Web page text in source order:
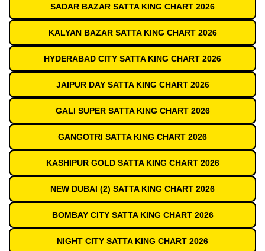
SADAR BAZAR SATTA KING CHART 2026
KALYAN BAZAR SATTA KING CHART 2026
HYDERABAD CITY SATTA KING CHART 2026
JAIPUR DAY SATTA KING CHART 2026
GALI SUPER SATTA KING CHART 2026
GANGOTRI SATTA KING CHART 2026
KASHIPUR GOLD SATTA KING CHART 2026
NEW DUBAI (2) SATTA KING CHART 2026
BOMBAY CITY SATTA KING CHART 2026
NIGHT CITY SATTA KING CHART 2026